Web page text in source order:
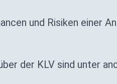
und Risiken einer
der KLV sind unter